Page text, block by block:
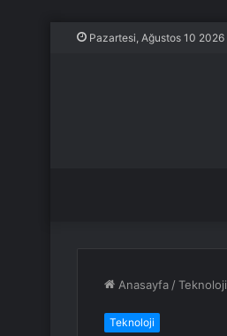
Pazartesi, Ağustos 10 2026
Anasayfa /Teknoloji
Teknoloji